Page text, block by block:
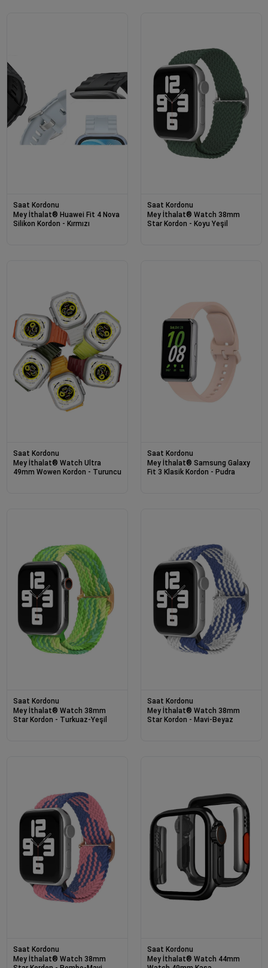
Saat Kordonu
Mey İthalat® Huawei Fit 4 Nova
Silikon Kordon - Kırmızı
Saat Kordonu
Mey İthalat® Watch 38mm
Star Kordon - Koyu Yeşil
Saat Kordonu
Mey İthalat® Watch Ultra
49mm Wowen Kordon - Turuncu
Saat Kordonu
Mey İthalat® Samsung Galaxy
Fit 3 Klasik Kordon - Pudra
Saat Kordonu
Mey İthalat® Watch 38mm
Star Kordon - Turkuaz-Yeşil
Saat Kordonu
Mey İthalat® Watch 38mm
Star Kordon - Mavi-Beyaz
Saat Kordonu
Mey İthalat® Watch 38mm
Saat Kordonu
Mey İthalat® Watch 44mm